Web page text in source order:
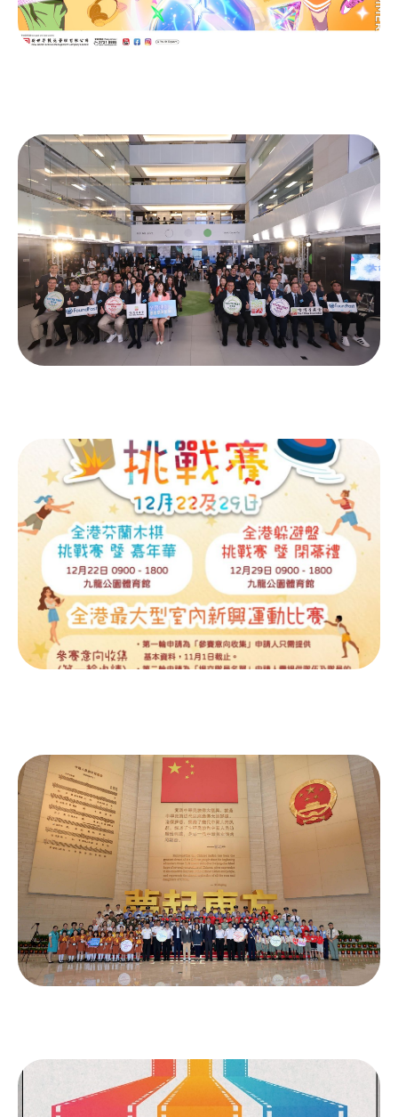
YS學園節2024 - SWISH! YS籃球新
DUNK場
「全民速創」創業構思比賽
全城青年夢飛翔 - 新興運動領袖訓練
計劃